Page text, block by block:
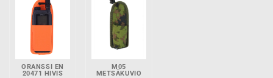
ORANSSI EN
20471 HIVIS
M05
METSÄKUVIO